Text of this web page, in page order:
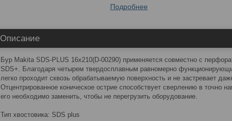
Подробнее
Описание
Бур Makita SDS-PLUS 16х210(D-00290) применяется совместно с
SDS+. Благодаря четырем твердосплавным равномерно
легко проходит сквозь обрабатываемую поверхность и не застревает
Отцентрированное коническое острие способствует сверлению в точно
его необходимо заменить, чтобы не перегрузить оборудование.
Тип хвостовика: SDS plus